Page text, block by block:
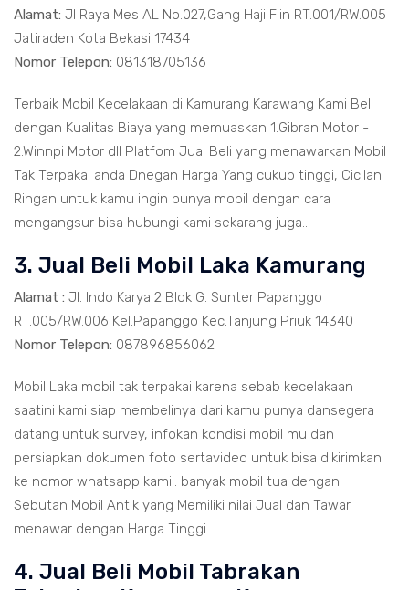
Alamat: Jl Raya Mes AL No.027,Gang Haji Fiin RT.001/RW.005
Jatiraden Kota Bekasi 17434
Nomor Telepon: 081318705136
Terbaik Mobil Kecelakaan di Kamurang Karawang Kami Beli
dengan Kualitas Biaya yang memuaskan 1.Gibran Motor -
2.Winnpi Motor dll Platfom Jual Beli yang menawarkan Mobil
Tak Terpakai anda Dnegan Harga Yang cukup tinggi, Cicilan
Ringan untuk kamu ingin punya mobil dengan cara
mengangsur bisa hubungi kami sekarang juga...
3. Jual Beli Mobil Laka Kamurang
Alamat : Jl. Indo Karya 2 Blok G. Sunter Papanggo
RT.005/RW.006 Kel.Papanggo Kec.Tanjung Priuk 14340
Nomor Telepon: 087896856062
Mobil Laka mobil tak terpakai karena sebab kecelakaan
saatini kami siap membelinya dari kamu punya dansegera
datang untuk survey, infokan kondisi mobil mu dan
persiapkan dokumen foto sertavideo untuk bisa dikirimkan
ke nomor whatsapp kami.. banyak mobil tua dengan
Sebutan Mobil Antik yang Memiliki nilai Jual dan Tawar
menawar dengan Harga Tinggi...
4. Jual Beli Mobil Tabrakan